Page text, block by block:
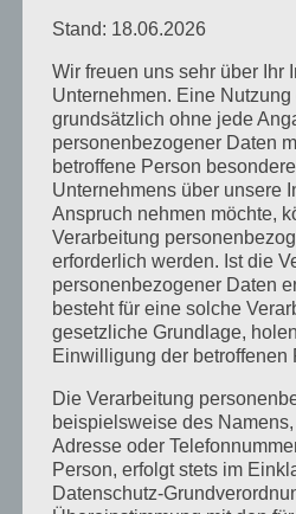
Stand: 18.06.2026
Wir freuen uns sehr über Ihr
Unternehmen. Eine
grundsätzlich ohne jede
personenbezogener Daten
betroffene Person
Unternehmens über unsere
Anspruch nehmen möchte,
Verarbeitung
erforderlich werden. Ist die
personenbezogener Daten
besteht für eine solche
gesetzliche Grundlage,
Einwilligung der betroffenen
Die Verarbeitung
beispielsweise des
Adresse oder
Person, erfolgt stets im
Datenschutz-